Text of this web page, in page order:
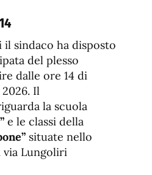
sindaco ha disposto
del plesso
dalle ore 14 di
Il
la scuola
e le classi della
situate nello
via Lungoliri